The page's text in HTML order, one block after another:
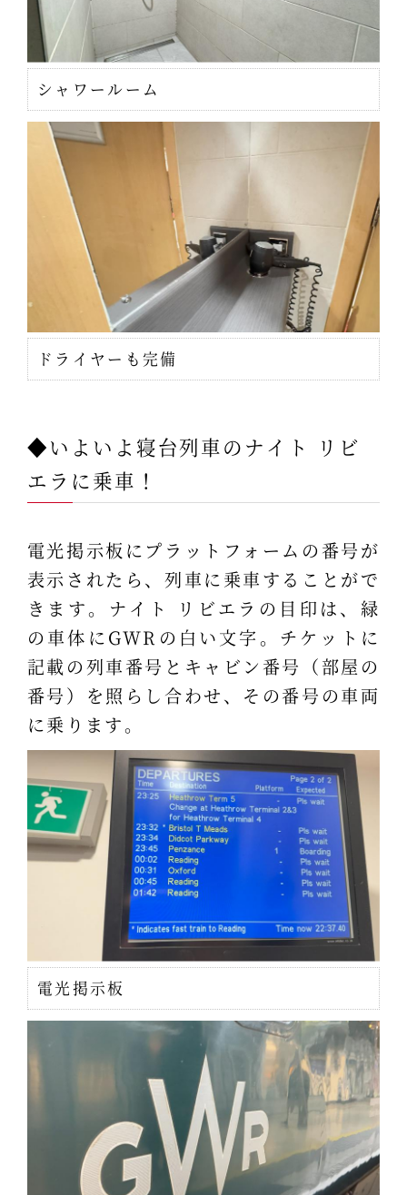
シャワールーム
ドライヤーも完備
◆いよいよ寝台列車のナイト リビ
エラに乗車！
電光掲示板にプラットフォームの番号が
表示されたら、列車に乗車することがで
きます。ナイト リビエラの目印は、緑
の車体にGWRの白い文字。チケットに
記載の列車番号とキャビン番号（部屋の
番号）を照らし合わせ、その番号の車両
に乗ります。
電光掲示板